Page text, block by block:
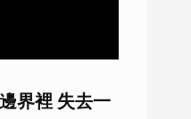
界裡 失去一